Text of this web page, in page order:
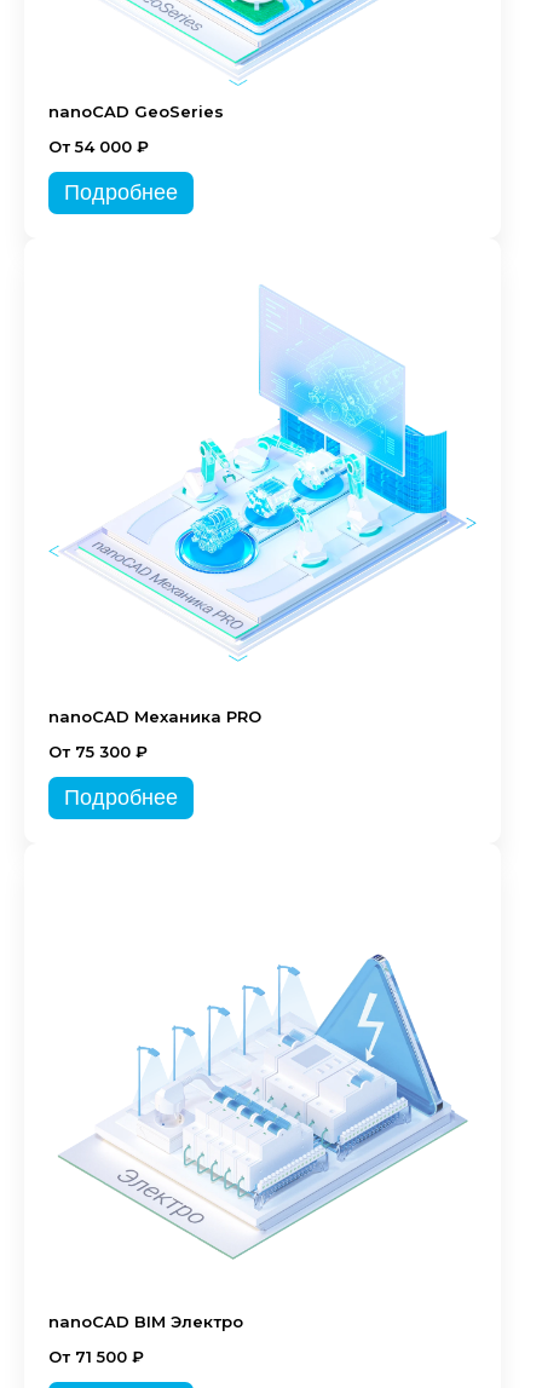
nanoCAD GeoSeries
От 54 000 ₽
Подробнее
nanoCAD Механика PRO
От 75 300 ₽
Подробнее
nanoCAD BIM Электро
От 71 500 ₽